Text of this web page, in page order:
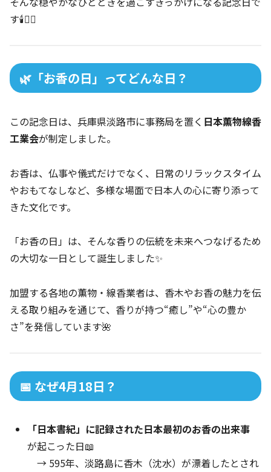
す🕯️🧘‍♀️
🌿「お香の日」ってどんな日？
この記念日は、兵庫県淡路市に事務局を置く 日本薫物線香
工業会が制定しました。
お香は、仏事や儀式だけでなく、日常のリラックスタイム
やおもてなしなど、多様な場面で日本人の心に寄り添って
きた文化です。
「お香の日」は、そんな香りの伝統を未来へつなげるため
の大切な一日として誕生しました✨
加盟する各地の薫物・線香業者は、香木やお香の魅力を伝
える取り組みを通じて、香りが持つ“癒し”や“心の豊か
さ”を発信しています🌺
📅 なぜ4月18日？
「日本書紀」に記録された日本最初のお香の出来事
が起こった日📖
→ 595年、淡路島に香木（沈水）が漂着したとされ